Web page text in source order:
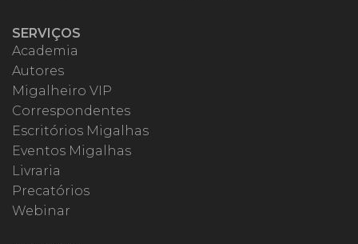
SERVIÇOS
Academia
Autores
Migalheiro VIP
Correspondentes
Escritórios Migalhas
Eventos Migalhas
Livraria
Precatórios
Webinar